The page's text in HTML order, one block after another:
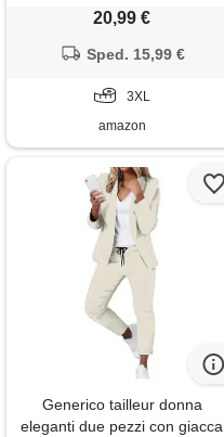
pezzi pantaloni e giacca
elegante business completi di
lunghe tinta unita per
matrimoni e feste
20,99 €
Sped. 15,99 €
3XL
amazon
Generico tailleur donna
eleganti due pezzi con giacca